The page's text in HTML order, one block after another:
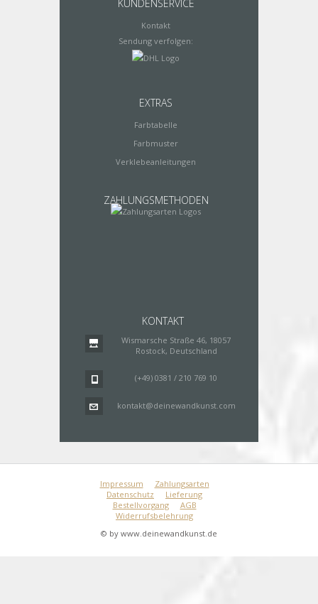
KUNDENSERVICE
Kontakt
Sendung verfolgen:
EXTRAS
Farbtabelle
Farbmuster
Verklebeanleitungen
ZAHLUNGSMETHODEN
KONTAKT
Wismarsche Straße 46, 18057
Rostock, Deutschland
(+49) 0381 / 210 769 10
kontakt@deinewandkunst.com
Impressum
Zahlungsarten
Datenschutz
Lieferung
Bestellvorgang
AGB
Widerrufsbelehrung
© by www.deinewandkunst.de